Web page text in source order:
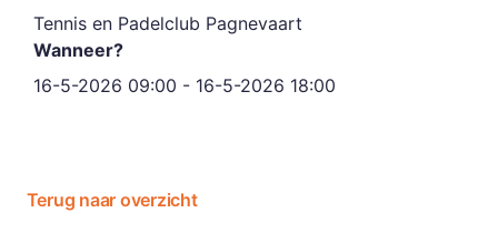
Tennis en Padelclub Pagnevaart
Wanneer?
16-5-2026 09:00 - 16-5-2026 18:00
Terug naar overzicht